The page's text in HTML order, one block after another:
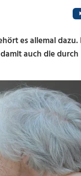
es allemal dazu.
auch die durch